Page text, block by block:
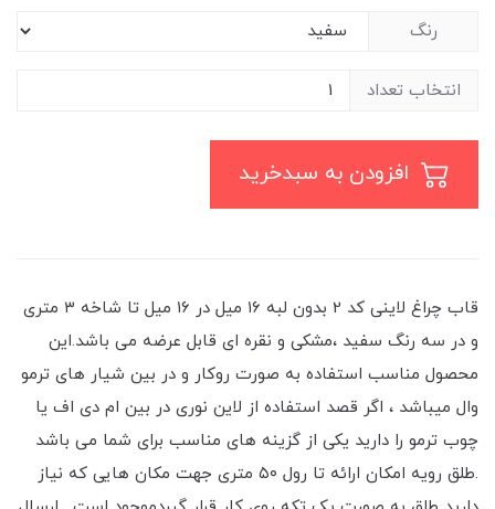
رنگ
انتخاب تعداد
قاب چراغ لاینی کد 2 بدون لبه ۱۶ میل در ۱۶ میل تا شاخه ۳ متری
و در سه رنگ سفید ،مشکی و نقره ای قابل عرضه می باشد.این
محصول مناسب استفاده به صورت روکار و در بین شیار های ترمو
وال میباشد ، اگر قصد استفاده از لاین نوری در بین ام دی اف یا
چوب ترمو را دارید یکی از گزینه های مناسب برای شما می باشد
.طلق رویه امکان ارائه تا رول ۵۰ متری جهت مکان هایی که نیاز